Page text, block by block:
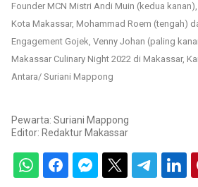
Founder MCN Mistri Andi Muin (kedua
Kota Makassar, Mohammad Roem (tengah)
Engagement Gojek, Venny Johan (paling
Makassar Culinary Night 2022 di Makassar,
Antara/ Suriani Mappong
Pewarta: Suriani Mappong
Editor: Redaktur Makassar